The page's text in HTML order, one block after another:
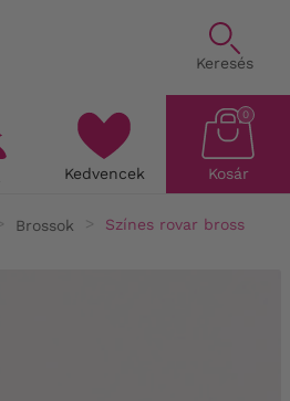
Keresés
Kedvencek Kosár
0
Brossok Színes rovar bross